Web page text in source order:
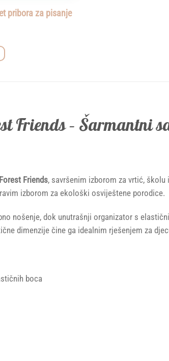
pribora za pisanje
Friends – Šarmantni
Friends, savršenim izborom za vrtić,
izborom za ekološki osviještene porodice.
nošenje, dok unutrašnji organizator s
dimenzije čine ga idealnim rješenjem za
boca